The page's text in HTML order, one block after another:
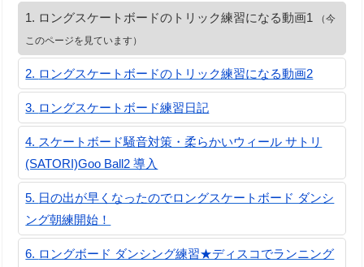
ロングスケートボードのトリック練習になる動画1
（今
このページを見ています）
ロングスケートボードのトリック練習になる動画2
ロングスケートボード練習日記
スケートボード騒音対策・柔らかいウィール サトリ
(SATORI)Goo Ball2 導入
日の出が早くなったのでロングスケートボード ダンシ
ング朝練開始！
ロングボード ダンシング練習★ディスコでランニング